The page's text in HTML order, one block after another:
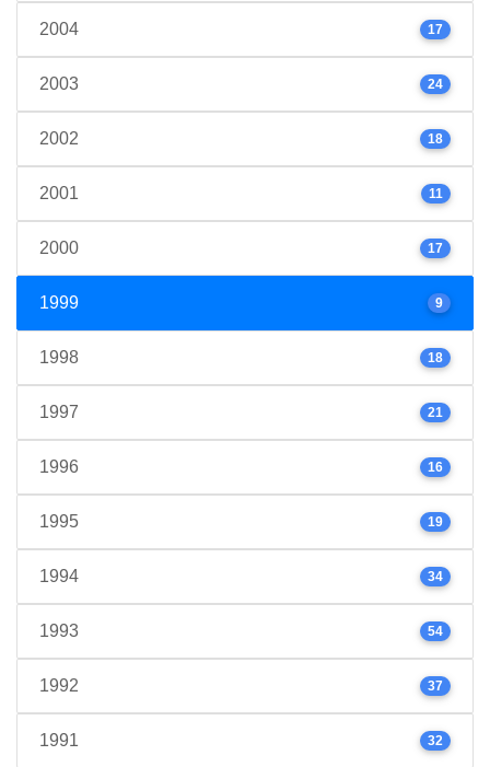
2004 17
2003 24
2002 18
2001 11
2000 17
1999 9
1998 18
1997 21
1996 16
1995 19
1994 34
1993 54
1992 37
1991 32